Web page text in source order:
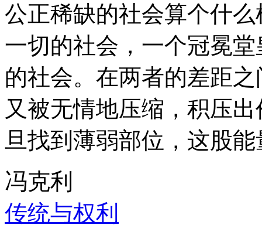
公正稀缺的社会算个什
一切的社会，一个冠冕
的社会。在两者的差距
又被无情地压缩，积压
旦找到薄弱部位，这股
冯克利
传统与权利